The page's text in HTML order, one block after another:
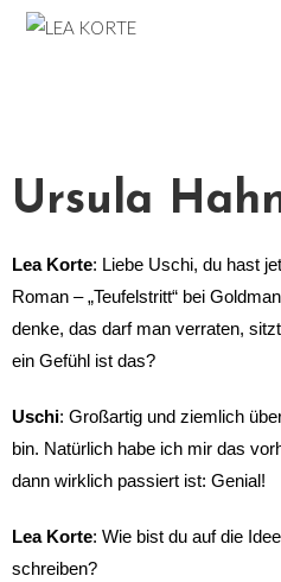
Ursula
Lea Korte: Liebe Uschi, du hast
Roman – „Teufelstritt“ bei
denke, das darf man verraten,
ein Gefühl ist das?
Uschi: Großartig und ziemlich
bin. Natürlich habe ich mir das
dann wirklich passiert ist: Genial!
Lea Korte: Wie bist du auf die
schreiben?